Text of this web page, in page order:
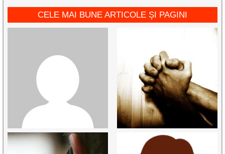
CELE MAI BUNE ARTICOLE ȘI PAGINI